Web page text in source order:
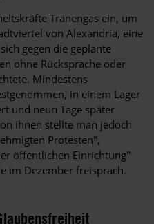
Tränengas ein, um
von Alexandria, eine
gegen die geplante
ohne Rücksprache oder
Mindestens
in einem Lager
und neun Tage später
ihnen stellte man jedoch
Protesten",
öffentlichen Einrichtung"
im Dezember freisprach.